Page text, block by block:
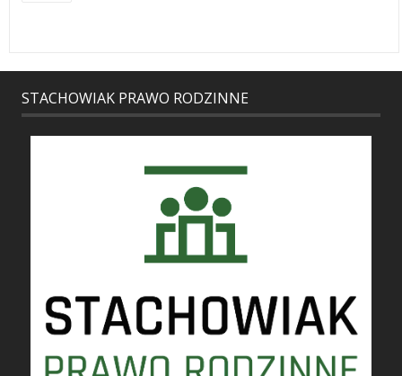
STACHOWIAK PRAWO RODZINNE